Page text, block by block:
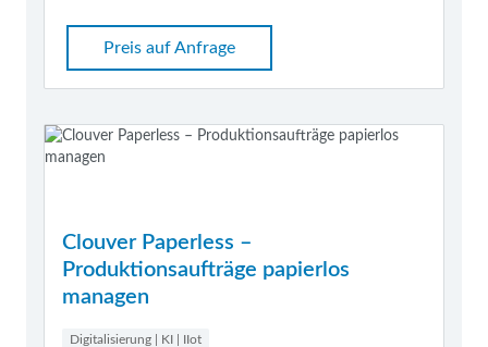
Preis auf Anfrage
Clouver Paperless –
Produktionsaufträge papierlos
managen
Digitalisierung | KI | IIot